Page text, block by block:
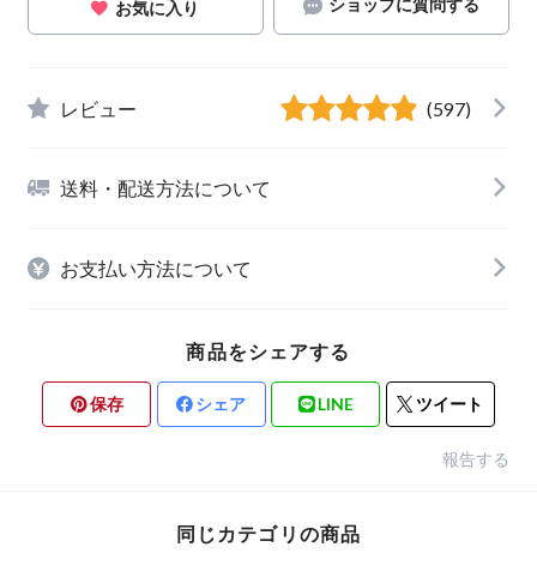
お気に入り ショップに質問する
レビュー (597)
送料・配送方法について
お支払い方法について
商品をシェアする
保存 シェア LINE ツイート
報告する
同じカテゴリの商品